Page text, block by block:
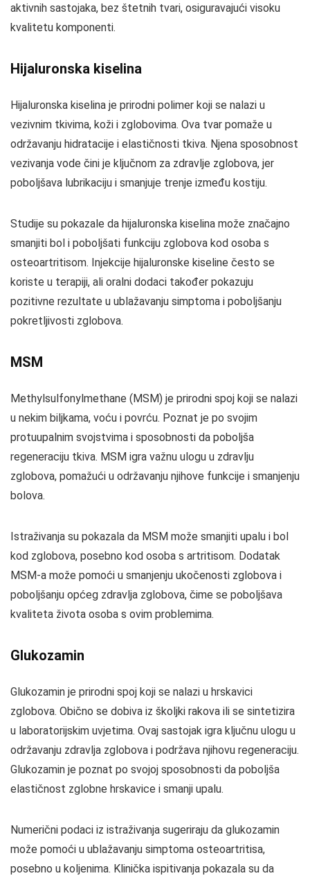
aktivnih sastojaka, bez štetnih tvari, osiguravajući visoku
kvalitetu komponenti.
Hijaluronska kiselina
Hijaluronska kiselina je prirodni polimer koji se nalazi u
vezivnim tkivima, koži i zglobovima. Ova tvar pomaže u
održavanju hidratacije i elastičnosti tkiva. Njena sposobnost
vezivanja vode čini je ključnom za zdravlje zglobova, jer
poboljšava lubrikaciju i smanjuje trenje između kostiju.
Studije su pokazale da hijaluronska kiselina može značajno
smanjiti bol i poboljšati funkciju zglobova kod osoba s
osteoartritisom. Injekcije hijaluronske kiseline često se
koriste u terapiji, ali oralni dodaci također pokazuju
pozitivne rezultate u ublažavanju simptoma i poboljšanju
pokretljivosti zglobova.
MSM
Methylsulfonylmethane (MSM) je prirodni spoj koji se nalazi
u nekim biljkama, voću i povrću. Poznat je po svojim
protuupalnim svojstvima i sposobnosti da poboljša
regeneraciju tkiva. MSM igra važnu ulogu u zdravlju
zglobova, pomažući u održavanju njihove funkcije i smanjenju
bolova.
Istraživanja su pokazala da MSM može smanjiti upalu i bol
kod zglobova, posebno kod osoba s artritisom. Dodatak
MSM-a može pomoći u smanjenju ukočenosti zglobova i
poboljšanju općeg zdravlja zglobova, čime se poboljšava
kvaliteta života osoba s ovim problemima.
Glukozamin
Glukozamin je prirodni spoj koji se nalazi u hrskavici
zglobova. Obično se dobiva iz školjki rakova ili se sintetizira
u laboratorijskim uvjetima. Ovaj sastojak igra ključnu ulogu u
održavanju zdravlja zglobova i podržava njihovu regeneraciju.
Glukozamin je poznat po svojoj sposobnosti da poboljša
elastičnost zglobne hrskavice i smanji upalu.
Numerični podaci iz istraživanja sugeriraju da glukozamin
može pomoći u ublažavanju simptoma osteoartritisa,
posebno u koljenima. Klinička ispitivanja pokazala su da